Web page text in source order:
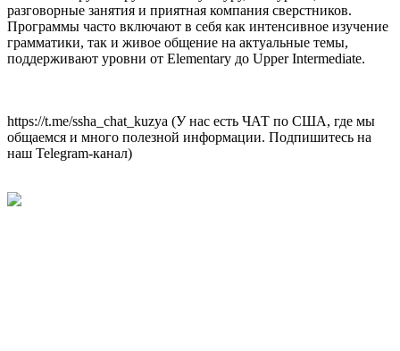
разговорные занятия и приятная компания сверстников.
Программы часто включают в себя как интенсивное изучение
грамматики, так и живое общение на актуальные темы,
поддерживают уровни от Elementary до Upper Intermediate.
https://t.me/ssha_chat_kuzya (У нас есть ЧАТ по США, где мы
общаемся и много полезной информации. Подпишитесь на
наш Telegram-канал)